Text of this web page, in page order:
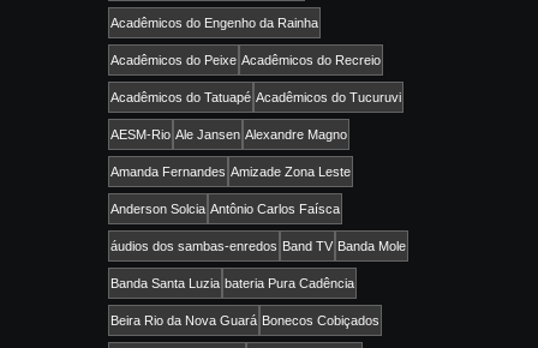
Acadêmicos do Engenho da Rainha
Acadêmicos do Peixe Acadêmicos do Recreio
Acadêmicos do Tatuapé Acadêmicos do Tucuruvi
AESM-Rio Ale Jansen Alexandre Magno
Amanda Fernandes Amizade Zona Leste
Anderson Solcia Antônio Carlos Faísca
áudios dos sambas-enredos Band TV Banda Mole
Banda Santa Luzia bateria Pura Cadência
Beira Rio da Nova Guará Bonecos Cobiçados